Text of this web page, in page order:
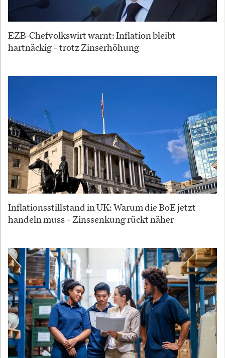
EZB-Chefvolkswirt warnt: Inflation bleibt
hartnäckig – trotz Zinserhöhung
Inflationsstillstand in UK: Warum die BoE jetzt
handeln muss – Zinssenkung rückt näher